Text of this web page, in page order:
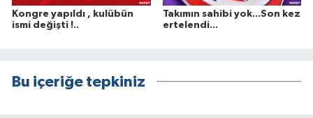
Kongre yapıldı , kulübün
ismi değişti !..
Takımın sahibi yok...Son kez
ertelendi...
Bu içeriğe tepkiniz